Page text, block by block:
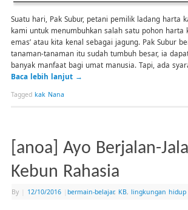
Suatu hari, Pak Subur, petani pemilik ladang harta
kami untuk menumbuhkan salah satu pohon harta
emas’ atau kita kenal sebagai jagung. Pak Subur
tanaman-tanaman itu sudah tumbuh besar, ia
banyak manfaat bagi umat manusia. Tapi, ada
Baca lebih lanjut →
Tagged kak Nana
[anoa] Ayo Berjalan-
Kebun Rahasia
By 12/10/2016 bermain-belajar, KB, lingkungan hidup